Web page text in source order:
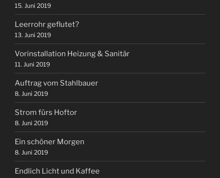
15. Juni 2019
Leerrohr geflutet?
13. Juni 2019
Vorinstallation Heizung & Sanitär
11. Juni 2019
Auftrag vom Stahlbauer
8. Juni 2019
Strom fürs Hoftor
8. Juni 2019
Ein schöner Morgen
8. Juni 2019
Endlich Licht und Kaffee